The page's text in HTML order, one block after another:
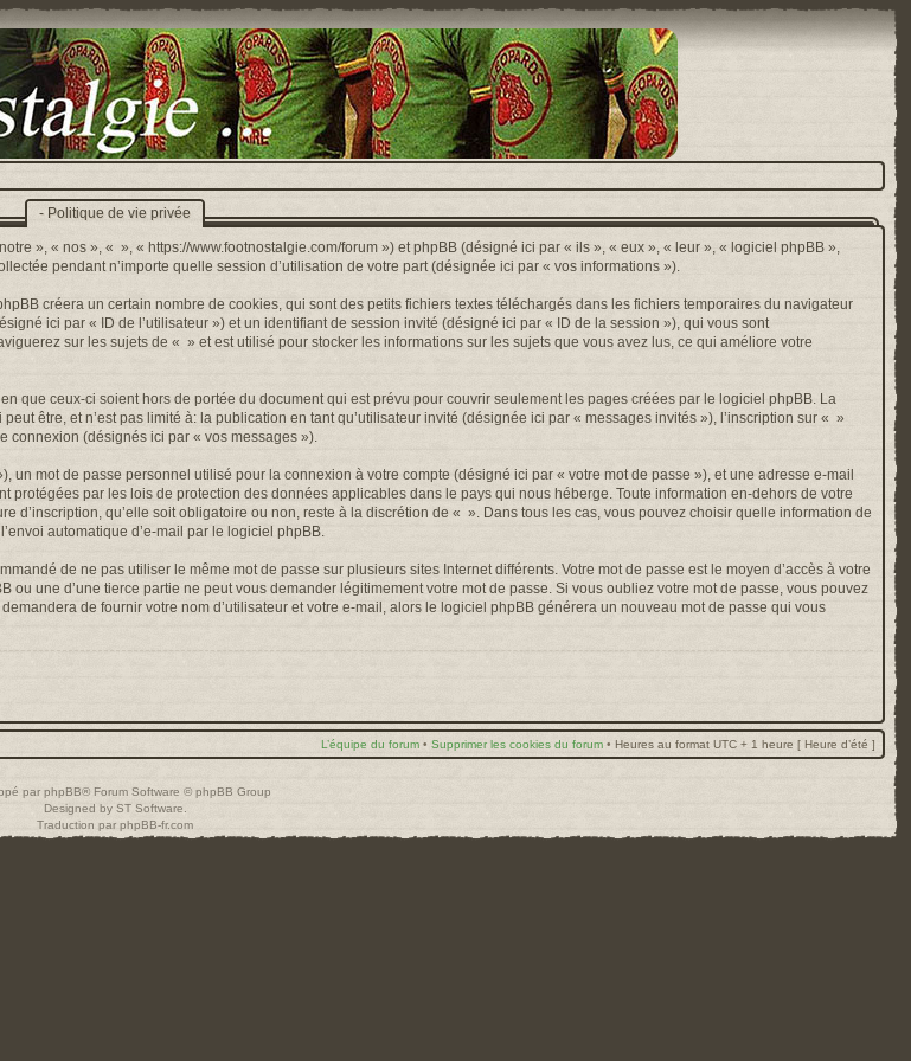
- Politique de vie privée
», « nos », « », « https://www.footnostalgie.com/forum ») et phpBB (désigné ici par « ils », « eux », « leur », « logiciel phpBB »,
pendant n’importe quelle session d’utilisation de votre part (désignée ici par « vos informations »).
créera un certain nombre de cookies, qui sont des petits fichiers textes téléchargés dans les fichiers temporaires du navigateur
ici par « ID de l’utilisateur ») et un identifiant de session invité (désigné ici par « ID de la session »), qui vous sont
sur les sujets de « » et est utilisé pour stocker les informations sur les sujets que vous avez lus, ce qui améliore votre
que ceux-ci soient hors de portée du document qui est prévu pour couvrir seulement les pages créées par le logiciel phpBB. La
être, et n’est pas limité à: la publication en tant qu’utilisateur invité (désignée ici par « messages invités »), l’inscription sur « »
connexion (désignés ici par « vos messages »).
mot de passe personnel utilisé pour la connexion à votre compte (désigné ici par « votre mot de passe »), et une adresse e-mail
par les lois de protection des données applicables dans le pays qui nous héberge. Toute information en-dehors de votre
d’inscription, qu’elle soit obligatoire ou non, reste à la discrétion de « ». Dans tous les cas, vous pouvez choisir quelle information de
automatique d’e-mail par le logiciel phpBB.
de ne pas utiliser le même mot de passe sur plusieurs sites Internet différents. Votre mot de passe est le moyen d’accès à votre
une d’une tierce partie ne peut vous demander légitimement votre mot de passe. Si vous oubliez votre mot de passe, vous pouvez
de fournir votre nom d’utilisateur et votre e-mail, alors le logiciel phpBB générera un nouveau mot de passe qui vous
L’équipe du forum • Supprimer les cookies du forum • Heures au format UTC + 1 heure [ Heure d’été ]
par phpBB® Forum Software © phpBB Group
Designed by ST Software
Traduction par phpBB-fr.com